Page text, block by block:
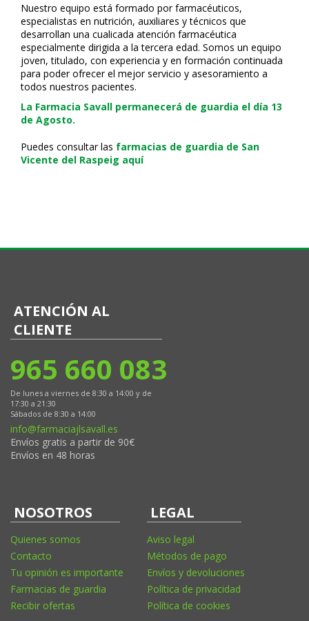
Nuestro equipo está formado por farmacéuticos,
especialistas en nutrición, auxiliares y técnicos que
desarrollan una cualificada atención farmacéutica
especialmente dirigida a la tercera edad. Somos un equipo
joven, titulado, con experiencia y en formación continuada
para poder ofrecer el mejor servicio y asesoramiento a
todos nuestros pacientes.
La Farmacia Savall permanecerá de guardia el día 13
de Agosto.
Puedes consultar las farmacias de guardia de San
Vicente del Raspeig aquí
ATENCIÓN AL
CLIENTE
965 660 083
De lunes a viernes de 8:30 a 14:00 y de
17:30 a 21:30
Sábados de 8:30 a 14:00
info@farmaciajlsavall.es
Envíos gratis a partir de 90€
Envíos en 48 horas
NOSOTROS
Quienes somos
Contacto
Tu opinión es importante
Farmacias de guardia
Recibir ofertas
LEGAL
Aviso legal
Métodos de pago
Envíos y devoluciones
Política de privacidad
Política de cookies